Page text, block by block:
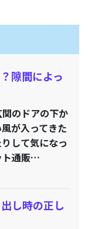
隙間によっ
のドアの下か
が入ってきた
して気になっ
ト通販…
し時の正し